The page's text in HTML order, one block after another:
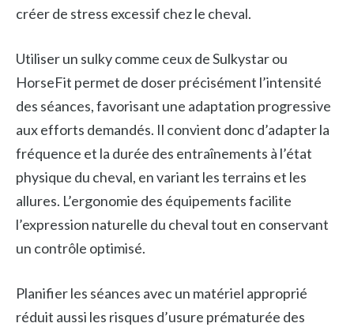
créer de stress excessif chez le cheval.
Utiliser un sulky comme ceux de Sulkystar ou
HorseFit permet de doser précisément l’intensité
des séances, favorisant une adaptation progressive
aux efforts demandés. Il convient donc d’adapter la
fréquence et la durée des entraînements à l’état
physique du cheval, en variant les terrains et les
allures. L’ergonomie des équipements facilite
l’expression naturelle du cheval tout en conservant
un contrôle optimisé.
Planifier les séances avec un matériel approprié
réduit aussi les risques d’usure prématurée des